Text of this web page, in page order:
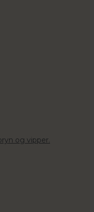
og vipper.